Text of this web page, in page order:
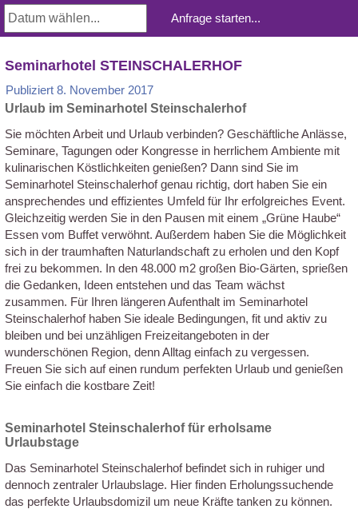
Seminarhotel STEINSCHALERHOF
Publiziert 8. November 2017
Urlaub im Seminarhotel Steinschalerhof
Sie möchten Arbeit und Urlaub verbinden? Geschäftliche Anlässe,
Seminare, Tagungen oder Kongresse in herrlichem Ambiente mit
kulinarischen Köstlichkeiten genießen? Dann sind Sie im
Seminarhotel Steinschalerhof genau richtig, dort haben Sie ein
ansprechendes und effizientes Umfeld für Ihr erfolgreiches Event.
Gleichzeitig werden Sie in den Pausen mit einem „Grüne Haube“
Essen vom Buffet verwöhnt. Außerdem haben Sie die Möglichkeit
sich in der traumhaften Naturlandschaft zu erholen und den Kopf
frei zu bekommen. In den 48.000 m2 großen Bio-Gärten, sprießen
die Gedanken, Ideen entstehen und das Team wächst
zusammen. Für Ihren längeren Aufenthalt im Seminarhotel
Steinschalerhof haben Sie ideale Bedingungen, fit und aktiv zu
bleiben und bei unzähligen Freizeitangeboten in der
wunderschönen Region, denn Alltag einfach zu vergessen.
Freuen Sie sich auf einen rundum perfekten Urlaub und genießen
Sie einfach die kostbare Zeit!
Seminarhotel Steinschalerhof für erholsame
Urlaubstage
Das Seminarhotel Steinschalerhof befindet sich in ruhiger und
dennoch zentraler Urlaubslage. Hier finden Erholungssuchende
das perfekte Urlaubsdomizil um neue Kräfte tanken zu können.